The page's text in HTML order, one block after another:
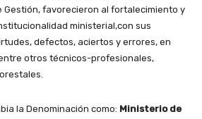
Gestión, favorecieron al fortalecimiento y
ministerial,con sus
defectos, aciertos y errores, en
otros técnicos-profesionales,
la Denominación como: Ministerio de